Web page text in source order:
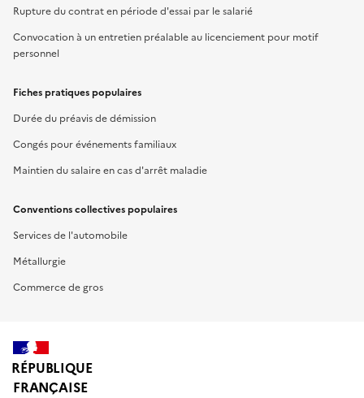
Rupture du contrat en période d'essai par le salarié
Convocation à un entretien préalable au licenciement pour motif
personnel
Fiches pratiques populaires
Durée du préavis de démission
Congés pour événements familiaux
Maintien du salaire en cas d'arrêt maladie
Conventions collectives populaires
Services de l'automobile
Métallurgie
Commerce de gros
RÉPUBLIQUE
FRANÇAISE